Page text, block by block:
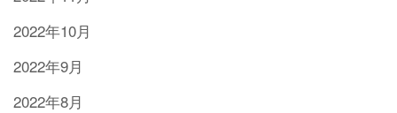
2022年10月
2022年9月
2022年8月